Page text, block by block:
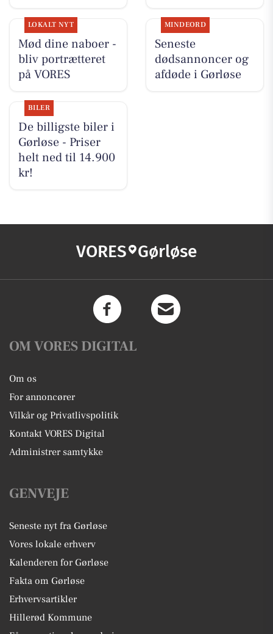
LOKALT NYT
Mød dine naboer -
bliv portrætteret
på VORES
MINDEORD
Seneste
dødsannoncer og
afdøde i Gørløse
BILER
De billigste biler i
Gørløse - Priser
helt ned til 14.900
kr!
VORES Gørløse
OM VORES DIGITAL
Om os
For annoncører
Vilkår og Privatlivspolitik
Kontakt VORES Digital
Administrer samtykke
GENVEJE
Seneste nyt fra Gørløse
Vores lokale erhverv
Kalenderen for Gørløse
Fakta om Gørløse
Erhvervsartikler
Hillerød Kommune